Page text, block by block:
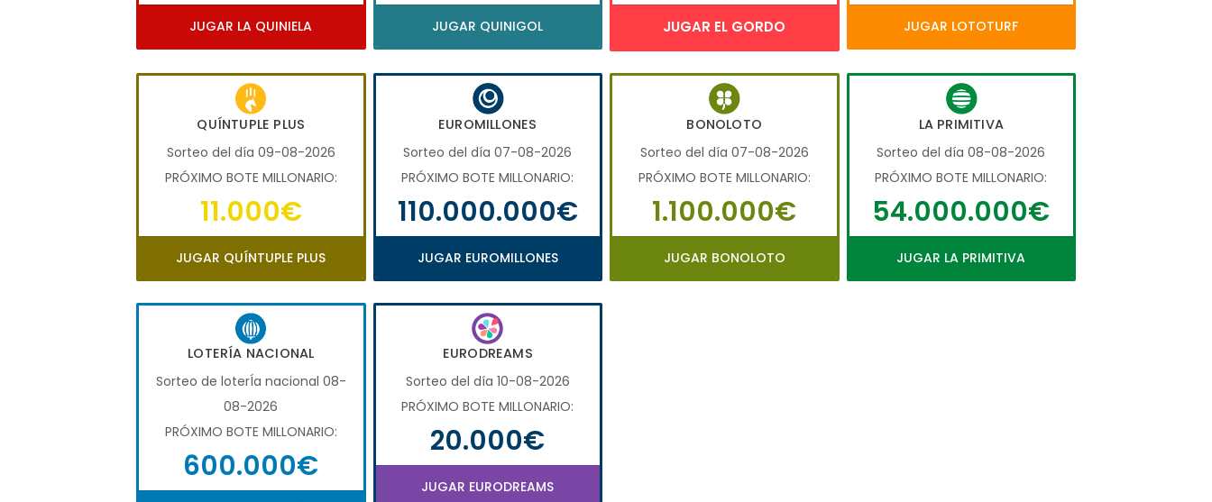
JUGAR LA QUINIELA JUGAR QUINIGOL JUGAR EL GORDO JUGAR LOTOTURF
QUÍNTUPLE PLUS
Sorteo del día 09-08-2026
PRÓXIMO BOTE MILLONARIO:
11.000€
JUGAR QUÍNTUPLE PLUS
EUROMILLONES
Sorteo del día 07-08-2026
PRÓXIMO BOTE MILLONARIO:
110.000.000€
JUGAR EUROMILLONES
BONOLOTO
Sorteo del día 07-08-2026
PRÓXIMO BOTE MILLONARIO:
1.100.000€
JUGAR BONOLOTO
LA PRIMITIVA
Sorteo del día 08-08-2026
PRÓXIMO BOTE MILLONARIO:
54.000.000€
JUGAR LA PRIMITIVA
LOTERÍA NACIONAL
Sorteo de loterÍa nacional 08-
08-2026
PRÓXIMO BOTE MILLONARIO:
600.000€
EURODREAMS
Sorteo del día 10-08-2026
PRÓXIMO BOTE MILLONARIO:
20.000€
JUGAR EURODREAMS